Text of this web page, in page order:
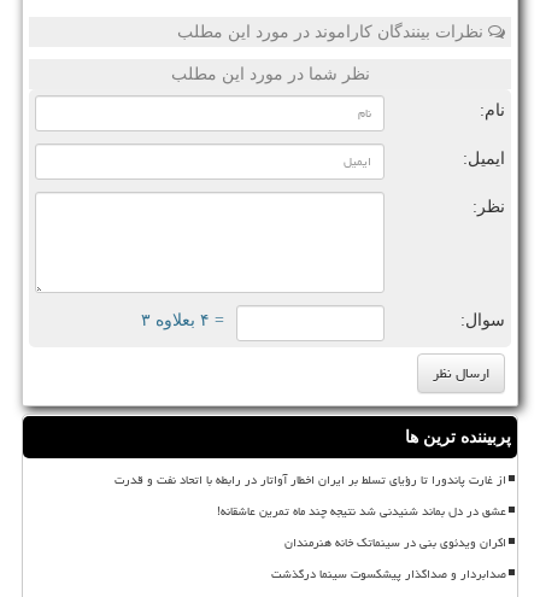
نظرات بینندگان کاراموند در مورد این مطلب
نظر شما در مورد این مطلب
نام:
ایمیل:
نظر:
سوال: = ۴ بعلاوه ۳
پربیننده ترین ها
از غارت پاندورا تا رؤیای تسلط بر ایران اخطار آواتار در رابطه با اتحاد نفت و قدرت
عشق در دل بماند شنیدنی شد نتیجه چند ماه تمرین عاشقانه!
اکران ویدئوی بنی در سینماتک خانه هنرمندان
صدابردار و صداگذار پیشکسوت سینما درگذشت